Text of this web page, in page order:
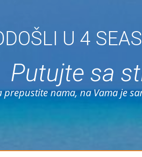
U 4
Putujte sa
nama, na Vama je